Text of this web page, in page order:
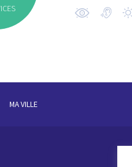
MA VILLE